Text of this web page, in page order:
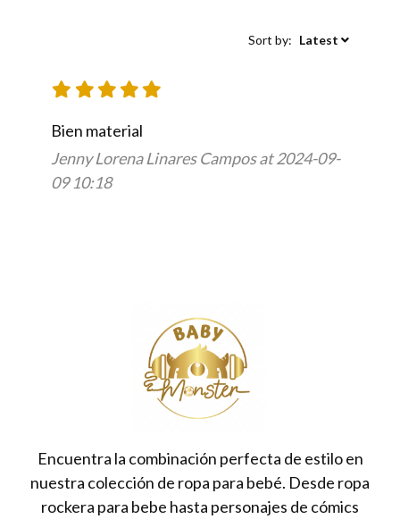
Sort by: Latest
Bien material
Jenny Lorena Linares Campos at 2024-09-
09 10:18
Encuentra la combinación perfecta de estilo en
nuestra colección de ropa para bebé. Desde ropa
rockera para bebe hasta personajes de cómics